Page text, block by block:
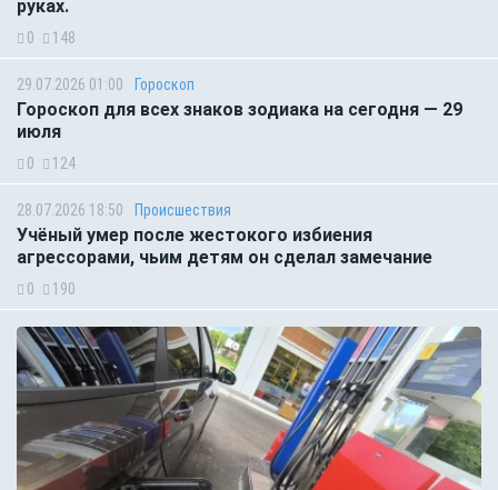
руках.
0 148
29.07.2026 01:00 Гороскоп
Гороскоп для всех знаков зодиака на сегодня — 29
июля
0 124
28.07.2026 18:50 Происшествия
Учёный умер после жестокого избиения
агрессорами, чьим детям он сделал замечание
0 190